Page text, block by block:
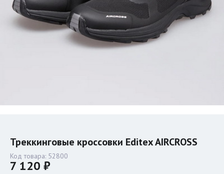
Треккинговые кроссовки Editex AIRCROSS
Код товара: 52800
7 120 ₽